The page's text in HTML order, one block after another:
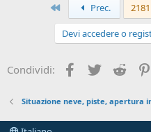
Primo Prec.
Devi accedere o
Condividi: Facebook
Twitter Reddit
Situazione neve, piste, apertura